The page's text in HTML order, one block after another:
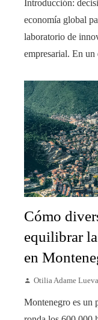
Introducción:
economía global
laboratorio de
empresarial. En un
Cómo
equilibrar
en
Otilia Adame
Montenegro es un